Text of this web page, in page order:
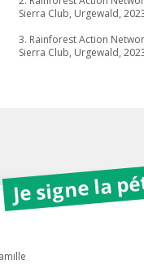
Sierra Club, Urgewald,
3. Rainforest Action
Sierra Club, Urgewald,
Je signe la